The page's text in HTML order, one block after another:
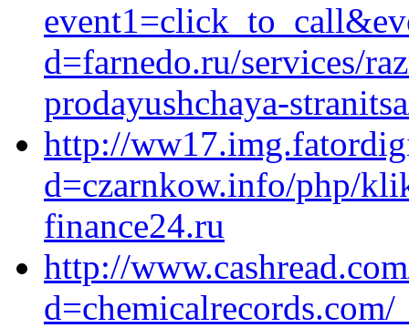
d=farnedo.ru/services/
prodayushchaya-
http://
d=czarnkow.info/php/
finance24.ru
http://